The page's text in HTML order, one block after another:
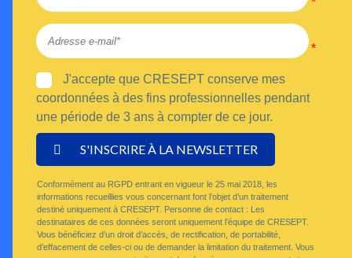
J'accepte que CRESEPT conserve mes
coordonnées à des fins professionnelles pendant
une période de 3 ans à compter de ce jour.
S'INSCRIRE À LA NEWSLETTER
Conformément au RGPD entrant en vigueur le 25 mai 2018, les
informations recueillies vous concernant font l’objet d’un traitement
destiné uniquement à CRESEPT. Personne de contact : Les
destinataires de ces données seront uniquement l’équipe de CRESEPT.
Vous bénéficiez d’un droit d’accès, de rectification, de portabilité,
d’effacement de celles-ci ou de demander la limitation du traitement. Vous